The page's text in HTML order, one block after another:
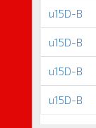
u15D-B
u15D-B
u15D-B
u15D-B